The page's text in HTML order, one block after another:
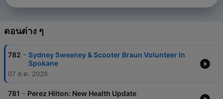
ตอนต่าง ๆ
782 - Sydney Sweeney & Scooter Braun Volunteer In
Spokane
07 ส.ค. 2026
781 - Perez Hilton: New Health Update